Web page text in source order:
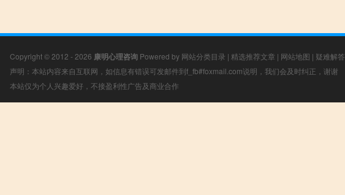
Copyright © 2012 - 2026 康明心理咨询 Powered by 网站分类目录 | 精选推荐文章 | 网站地图 | 疑难解答
声明：本站内容来自互联网，如信息有错误可发邮件到f_fb#foxmail.com说明，我们会及时纠正，谢谢
本站仅为个人兴趣爱好，不接盈利性广告及商业合作